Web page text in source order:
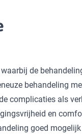
de
behandeling
complicaties als
en
goed